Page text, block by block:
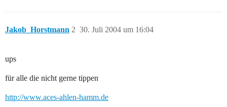
Jakob_Horstmann 30. Juli 2004 um 16:04
2
ups
für alle die nicht gerne tippen
http://www.aces-ahlen-hamm.de